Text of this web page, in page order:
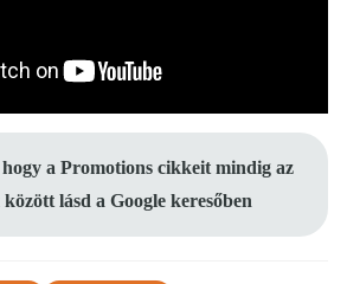
a Promotions cikkeit mindig az
között lásd a Google keresőben